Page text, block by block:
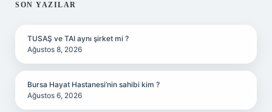
SIDEBAR
SON YAZILAR
TUSAŞ ve TAI aynı şirket mi ?
Ağustos 8, 2026
Bursa Hayat Hastanesi’nin sahibi kim ?
Ağustos 6, 2026